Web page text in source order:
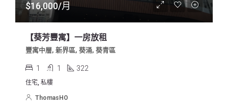
$16,000/月
【葵芳豐寓】一房放租
豐寓中層, 新界區, 葵涌, 葵青區
1 1 322
住宅, 私樓
ThomasHO